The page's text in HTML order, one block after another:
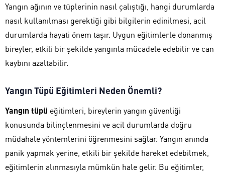
Yangın ağının ve tüplerinin nasıl çalıştığı, hangi durumlarda
nasıl kullanılması gerektiği gibi bilgilerin edinilmesi, acil
durumlarda hayati önem taşır. Uygun eğitimlerle donanmış
bireyler, etkili bir şekilde yangınla mücadele edebilir ve can
kaybını azaltabilir.
Yangın Tüpü Eğitimleri Neden Önemli?
Yangın tüpü eğitimleri, bireylerin yangın güvenliği
konusunda bilinçlenmesini ve acil durumlarda doğru
müdahale yöntemlerini öğrenmesini sağlar. Yangın anında
panik yapmak yerine, etkili bir şekilde hareket edebilmek,
eğitimlerin alınmasıyla mümkün hale gelir. Bu eğitimler,